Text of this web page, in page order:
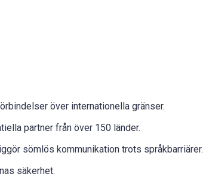
över internationella gränser.
partner från över 150 länder.
sömlös kommunikation trots språkbarriärer.
säkerhet.